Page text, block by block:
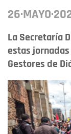
La Secretaría
estas
Gestores de